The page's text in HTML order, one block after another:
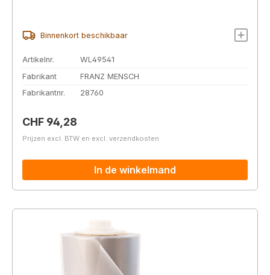
Binnenkort beschikbaar
Artikelnr.
WL49541
Fabrikant
FRANZ MENSCH
Fabrikantnr.
28760
Normale prijs:
CHF 94,28
Prijzen excl. BTW en excl. verzendkosten
In de winkelmand